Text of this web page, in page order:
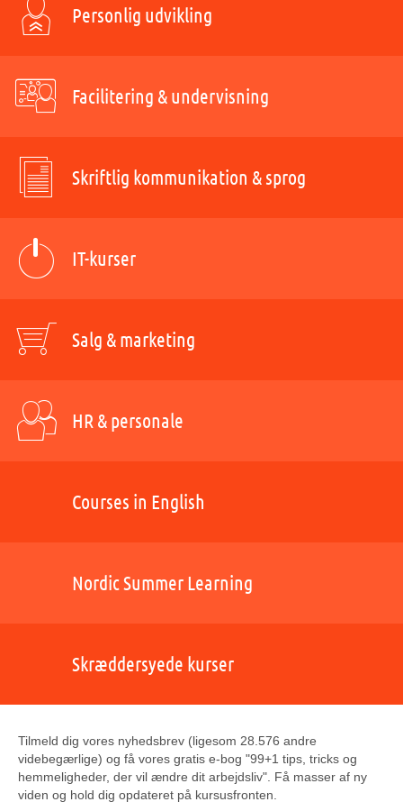
Personlig udvikling
Facilitering & undervisning
Skriftlig kommunikation & sprog
IT-kurser
Salg & marketing
HR & personale
Courses in English
Nordic Summer Learning
Skræddersyede kurser
Tilmeld dig vores nyhedsbrev (ligesom 28.576 andre
videbegærlige) og få vores gratis e-bog "99+1 tips, tricks og
hemmeligheder, der vil ændre dit arbejdsliv". Få masser af ny
viden og hold dig opdateret på kursusfronten.